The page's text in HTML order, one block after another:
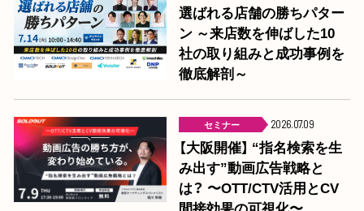
選ばれる店舗の勝ちパター
ン ～来店数を伸ばした10
社の取り組みと成功事例を
徹底解剖～
セミナー 2026.07.09
【大阪開催】 “指名検索を生
み出す”動画広告戦略と
は？ 〜OTT/CTV活用とCV
間接効果の可視化〜